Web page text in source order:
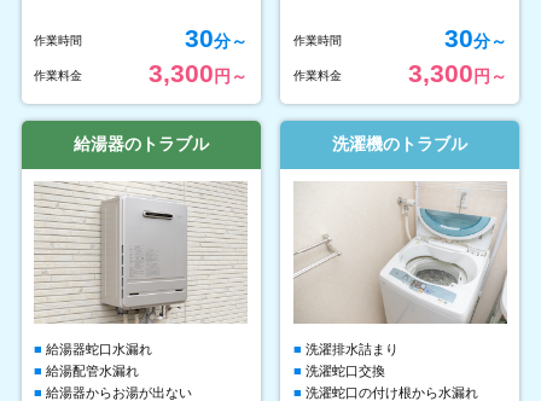
作業時間 30分～
作業料金 3,300 円～
作業時間 30分～
作業料金 3,300 円～
給湯器のトラブル
給湯器蛇口水漏れ
給湯配管水漏れ
給湯器からお湯が出ない
洗濯機のトラブル
洗濯排水詰まり
洗濯蛇口交換
洗濯蛇口の付け根から水漏れ